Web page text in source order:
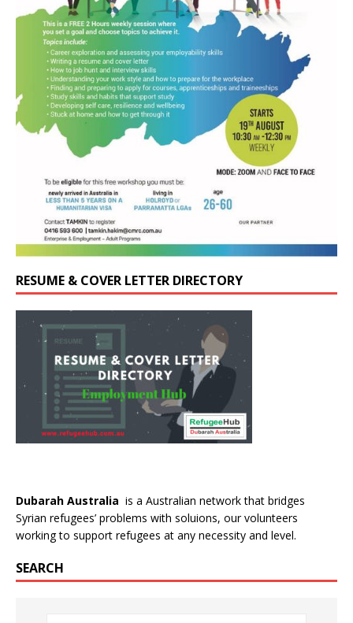
RESUME & COVER LETTER DIRECTORY
Dubarah Australia is a Australian network that bridges
Syrian refugees’ problems with soluions, our volunteers
working to support refugees at any necessity and level.
SEARCH